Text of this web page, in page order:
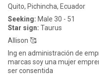
Quito, Pichincha, Ecuador
Seeking: Male 30 - 51
Star sign: Taurus
Allison 🥰
Ing en administración de
marcas soy una mujer emprendedora , leal y honesta que busca
ser consentida